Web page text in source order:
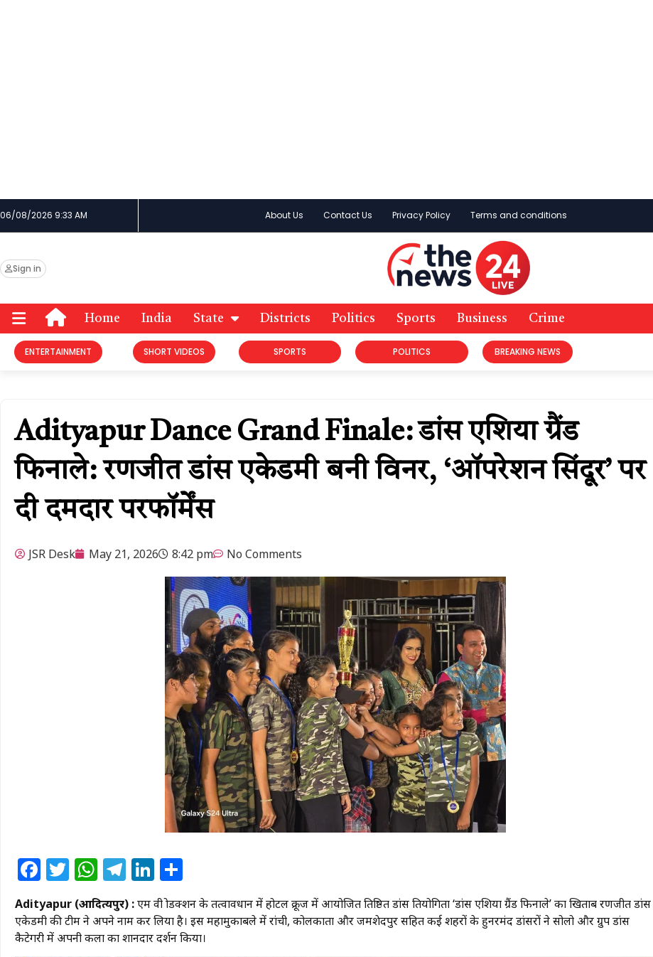
06/08/2026 9:33 AM About Us Contact Us Privacy Policy Terms and conditions
Sign in
Home India State Districts Politics Sports Business Crime
ENTERTAINMENT SHORT VIDEOS SPORTS POLITICS BREAKING NEWS
Adityapur Dance Grand Finale: डांस एशिया ग्रैंड
फिनाले: रणजीत डांस एकेडमी बनी विनर, ‘ऑपरेशन सिंदूर’ पर
दी दमदार परफॉर्मेंस
JSR Desk May 21, 2026 8:42 pm No Comments
Facebook
Twitter
WhatsApp
Telegram
LinkedIn
Adityapur (आदित्यपुर) :एम वी प्रोडक्शन के तत्वावधान में होटल क्रूज में आयोजित प्रतिष्ठित डांस प्रतियोगिता ‘डांस एशिया ग्रैंड फिनाले’ का खिताब रणजीत डांस
एकेडमी की टीम ने अपने नाम कर लिया है। इस महामुकाबले में रांची, कोलकाता और जमशेदपुर सहित कई शहरों के हुनरमंद डांसरों ने सोलो और ग्रुप डांस
कैटेगरी में अपनी कला का शानदार प्रदर्शन किया।